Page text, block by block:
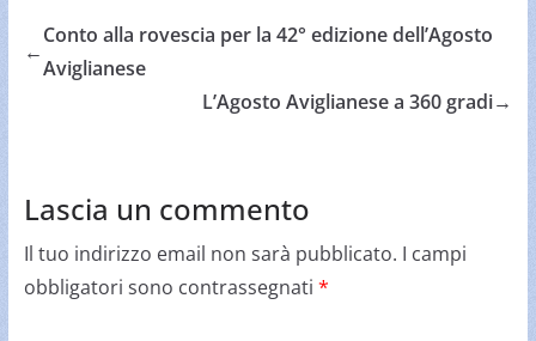
←
Conto alla rovescia per la 42° edizione dell’Agosto
Aviglianese
L’Agosto Aviglianese a 360 gradi→
Lascia un commento
Il tuo indirizzo email non sarà pubblicato. I campi
obbligatori sono contrassegnati *